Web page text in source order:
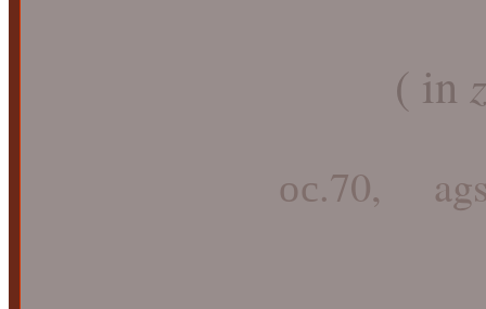
( in
ос.70,